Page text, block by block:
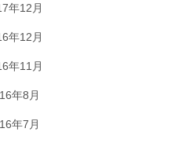
年12月
年12月
年11月
年8月
年7月